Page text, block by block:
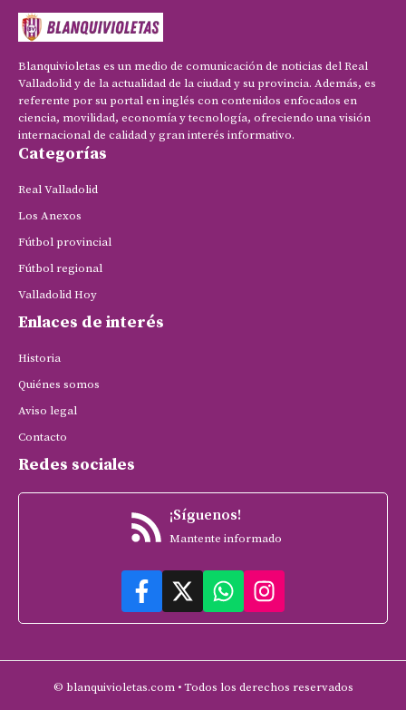
Blanquivioletas es un medio de comunicación de noticias del Real
Valladolid y de la actualidad de la ciudad y su provincia. Además, es
referente por su portal en inglés con contenidos enfocados en
ciencia, movilidad, economía y tecnología, ofreciendo una visión
internacional de calidad y gran interés informativo.
Categorías
Real Valladolid
Los Anexos
Fútbol provincial
Fútbol regional
Valladolid Hoy
Enlaces de interés
Historia
Quiénes somos
Aviso legal
Contacto
Redes sociales
¡Síguenos!
Mantente informado
© blanquivioletas.com • Todos los derechos reservados